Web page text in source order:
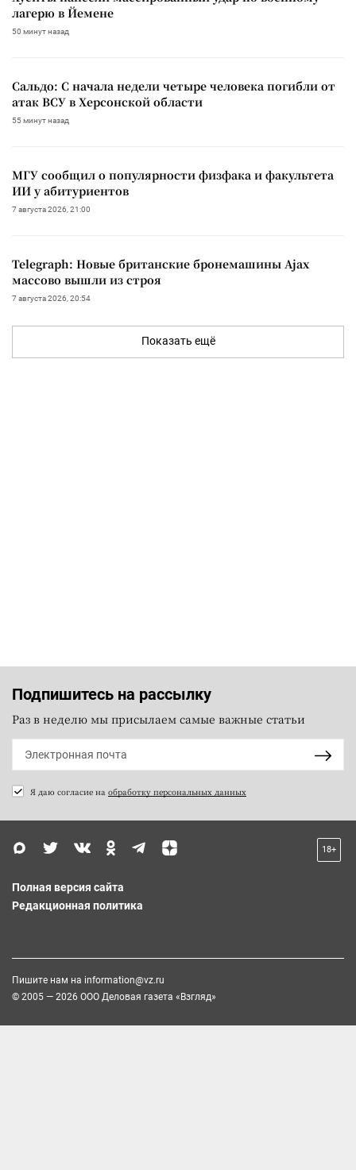
лагерю в Йемене
50 минут назад
Сальдо: С начала недели четыре человека погибли от
атак ВСУ в Херсонской области
55 минут назад
МГУ сообщил о популярности физфака и факультета
ИИ у абитуриентов
7 августа 2026, 21:00
Telegraph: Новые британские бронемашины Ajax
массово вышли из строя
7 августа 2026, 20:54
Показать ещё
Подпишитесь на рассылку
Раз в неделю мы присылаем самые важные статьи
Я даю согласие на обработку персональных данных
18+
Полная версия сайта
Редакционная политика
Пишите нам на information@vz.ru
© 2005 — 2026 ООО Деловая газета «Взгляд»